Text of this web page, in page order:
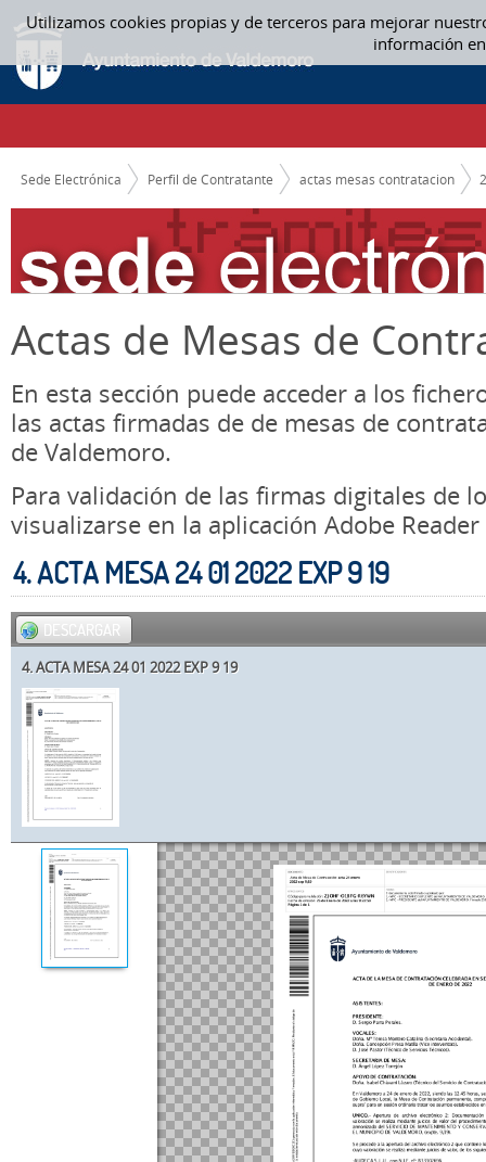
Utilizamos cookies propias y de terceros para mejorar
información
Saltar al contenido
ACTAS MESAS CONTRATACION
CAMINO DE MIGAS
Sede Electrónica Perfil de Contratante actas mesas contratacion
Actas de Mesas de
En esta sección puede acceder a los
las actas firmadas de de mesas de
de Valdemoro.
Para validación de las firmas digitales de
visualizarse en la aplicación Adobe Reader
4. ACTA MESA 24 01 2022 EXP 9 19
DESCARGAR
4. ACTA MESA 24 01 2022 EXP 9 19